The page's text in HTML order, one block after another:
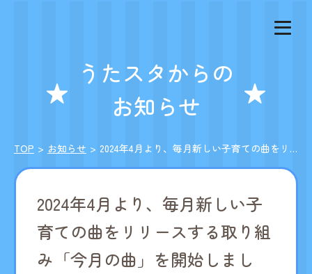
うたスタからの
お知らせ
TOP お知らせ 2024年4月より、毎月新しい子育ての曲をリリースする取り組み「今月の曲」を開始しました！
2024年4月より、毎月新しい子
育ての曲をリリースする取り組
み「今月の曲」を開始しまし